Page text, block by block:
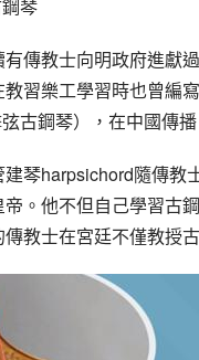
琴
傳教士向明政府進獻
習樂工學習時也曾編
古鋼琴），在中國傳
琴harpsichord隨傳教
。他不但自己學習古
教士在宮廷不僅教授